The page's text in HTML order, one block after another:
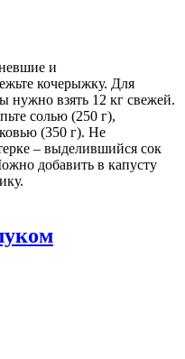
и
кочерыжку. Для
нужно взять 12 кг свежей.
солью (250 г),
(350 г). Не
– выделившийся сок
добавить в капусту